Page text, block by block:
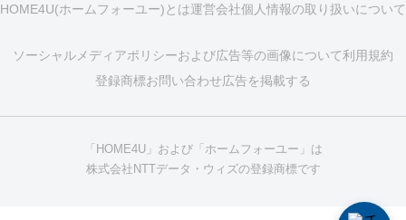
HOME4U(ホームフォーユー)とは運営会社個人情報の取り扱いについて
ソーシャルメディアポリシーおよび広告等の画像について利用規約
登録商標お問い合わせ広告を掲載する
「HOME4U」および「ホームフォーユー」は
株式会社NTTデータ・ウィズの登録商標です